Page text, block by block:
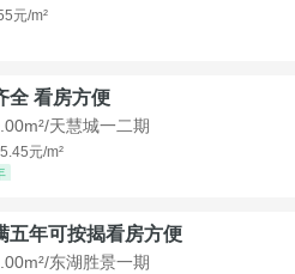
元/m²
全 看房方便
天慧城一二期
元/m²
五年可按揭看房方便
东湖胜景一期